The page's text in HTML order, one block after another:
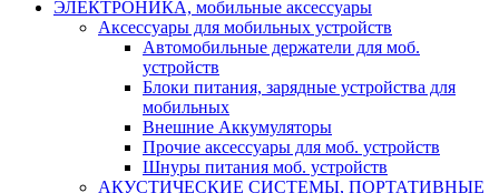
ЭЛЕКТРОНИКА, мобильные аксессуары
Аксессуары для мобильных устройств
Автомобильные держатели для моб.
устройств
Блоки питания, зарядные устройства для
мобильных
Внешние Аккумуляторы
Прочие аксессуары для моб. устройств
Шнуры питания моб. устройств
АКУСТИЧЕСКИЕ СИСТЕМЫ, ПОРТАТИВНЫЕ